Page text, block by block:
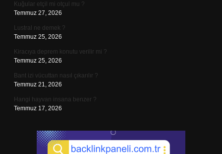
Kuğular etçil mi otçul mu ?
Temmuz 27, 2026
Lustral ne demek ?
Temmuz 25, 2026
Kiracıya deprem konutu verilir mi ?
Temmuz 25, 2026
Bant izi vücuttan nasıl çıkarılır ?
Temmuz 21, 2026
Hangi hayvan insana benzer ?
Temmuz 17, 2026